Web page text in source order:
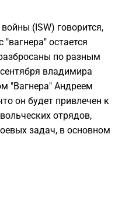
(ISW) говорится,
остается
по разным
владимира
"Вагнера" Андреем
он будет привлечен к
отрядов,
задач, в основном